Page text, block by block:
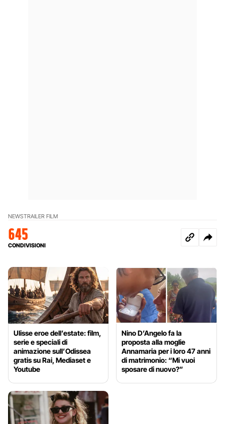
NEWSTRAILER FILM
645
CONDIVISIONI
Ulisse eroe dell’estate: film,
serie e speciali di
animazione sull’Odissea
gratis su Rai, Mediaset e
Youtube
Nino D’Angelo fa la
proposta alla moglie
Annamaria per i loro 47 anni
di matrimonio: “Mi vuoi
sposare di nuovo?”